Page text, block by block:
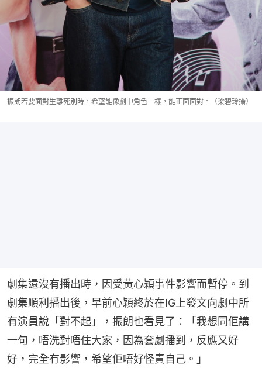
振朗若要面對生離死別時，希望能像劇中角色一樣，能正面面對。（梁碧玲攝）
劇集還沒有播出時，因受黃心穎事件影響而暫停。到
劇集順利播出後，早前心穎終於在IG上發文向劇中所
有演員說「對不起」，振朗也看見了：「我想同佢講
一句，唔洗對唔住大家，因為套劇播到，反應又好
好，完全冇影響，希望佢唔好怪責自己。」